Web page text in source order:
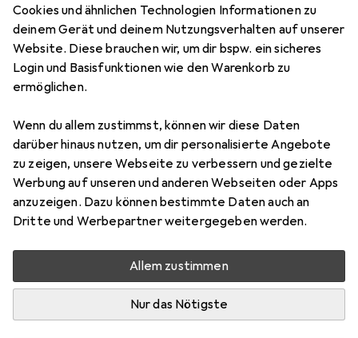
Cookies und ähnlichen Technologien Informationen zu
deinem Gerät und deinem Nutzungsverhalten auf unserer
Website. Diese brauchen wir, um dir bspw. ein sicheres
Login und Basisfunktionen wie den Warenkorb zu
ermöglichen.
Wenn du allem zustimmst, können wir diese Daten
darüber hinaus nutzen, um dir personalisierte Angebote
zu zeigen, unsere Webseite zu verbessern und gezielte
Werbung auf unseren und anderen Webseiten oder Apps
anzuzeigen. Dazu können bestimmte Daten auch an
Dritte und Werbepartner weitergegeben werden.
Allem zustimmen
Nur das Nötigste
6 Bilder
MENGENRABATT
Creativ Company Holzperlen
Preis in EUR inkl. MwSt.
EUR
11,58
21
Bewertungen Marke
Mehr von Creativ
Zwischen Fr, 21.8. und Fr, 28.8. geliefert
Mehr als 10 Stück an Lager beim Lieferanten